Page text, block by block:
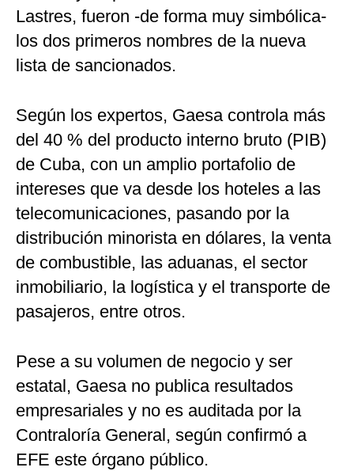
Lastres, fueron -de forma muy simbólica-
los dos primeros nombres de la nueva
lista de sancionados.
Según los expertos, Gaesa controla más
del 40 % del producto interno bruto (PIB)
de Cuba, con un amplio portafolio de
intereses que va desde los hoteles a las
telecomunicaciones, pasando por la
distribución minorista en dólares, la venta
de combustible, las aduanas, el sector
inmobiliario, la logística y el transporte de
pasajeros, entre otros.
Pese a su volumen de negocio y ser
estatal, Gaesa no publica resultados
empresariales y no es auditada por la
Contraloría General, según confirmó a
EFE este órgano público.